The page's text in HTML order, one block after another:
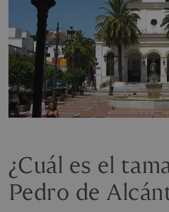
¿Cuál es el
Pedro de